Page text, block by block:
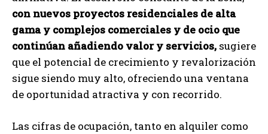
con nuevos proyectos residenciales de alta
gama y complejos comerciales y de ocio que
continúan añadiendo valor y servicios, sugiere
que el potencial de crecimiento y revalorización
sigue siendo muy alto, ofreciendo una ventana
de oportunidad atractiva y con recorrido.
Las cifras de ocupación, tanto en alquiler como